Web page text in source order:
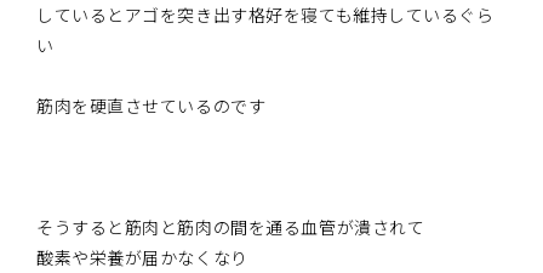
しているとアゴを突き出す格好を寝ても維持しているぐら
い
筋肉を硬直させているのです
そうすると筋肉と筋肉の間を通る血管が潰されて
酸素や栄養が届かなくなり